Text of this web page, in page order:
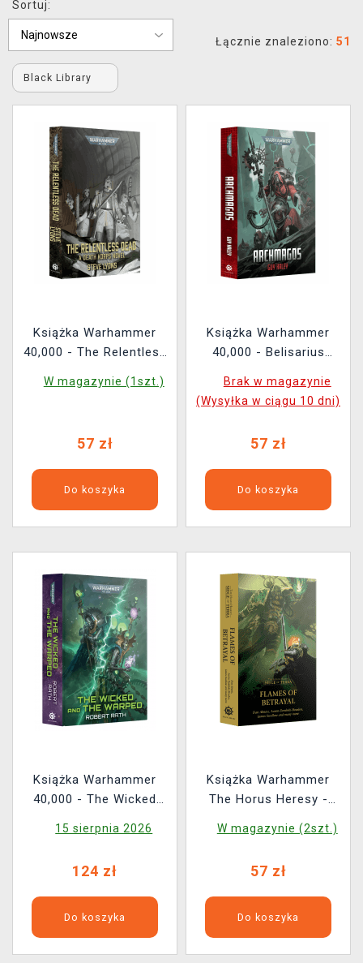
XZONE KLUB
Sortuj:
Łącznie znaleziono: 51
Black Library
Książka Warhammer
40,000 - The Relentless
W magazynie (1szt.)
57 zł
Do koszyka
Książka Warhammer
40,000 - Belisarius
(PB)
Brak w magazynie
(Wysyłka w ciągu 10 dni)
57 zł
Do koszyka
Książka Warhammer
40,000 - The Wicked
15 sierpnia 2026
124 zł
Do koszyka
Książka Warhammer
The Horus Heresy -
W magazynie (2szt.)
57 zł
Do koszyka